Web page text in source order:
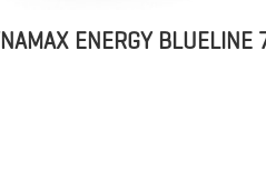
ENERGY BLUELINE